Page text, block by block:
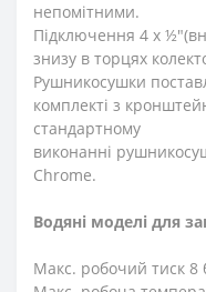
непомітними.
Підключення 4 х
знизу в торцях
Рушникосушки
комплекті з
стандартному
виконанні
Chrome.
Водяні моделі для
Макс. робочий тиск 8